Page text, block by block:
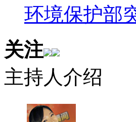
视频短片: 贵州
螺。渐渐,他的眼
4条长约10mm、
条虫将作为标本
4以下哪个城市
环境保护部
关注
主持人介绍